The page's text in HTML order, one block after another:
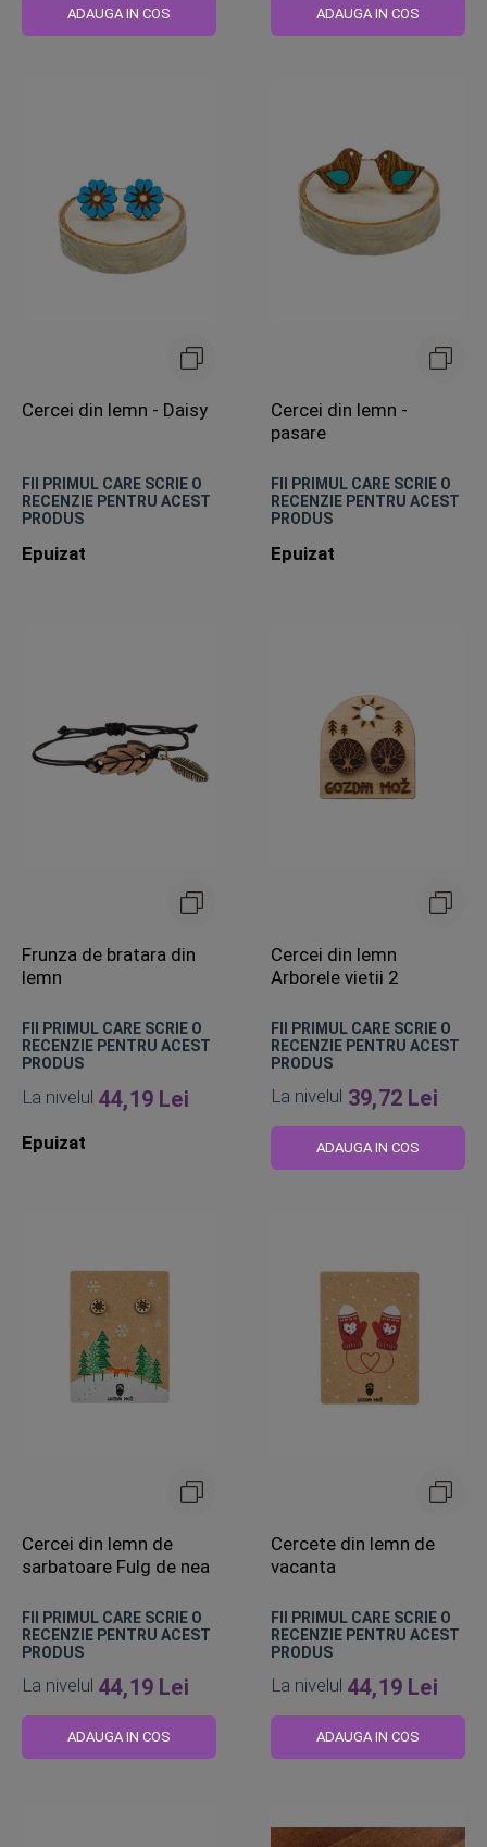
ADAUGA IN COS ADAUGA IN COS
Cercei din lemn - Daisy
FII PRIMUL CARE SCRIE O
RECENZIE PENTRU ACEST
PRODUS
Epuizat
Cercei din lemn -
pasare
FII PRIMUL CARE SCRIE O
RECENZIE PENTRU ACEST
PRODUS
Epuizat
Frunza de bratara din
lemn
FII PRIMUL CARE SCRIE O
RECENZIE PENTRU ACEST
PRODUS
La nivelul 44,19 Lei
Epuizat
Cercei din lemn
Arborele vietii 2
FII PRIMUL CARE SCRIE O
RECENZIE PENTRU ACEST
PRODUS
La nivelul 39,72 Lei
ADAUGA IN COS
Cercei din lemn de
sarbatoare Fulg de nea
FII PRIMUL CARE SCRIE O
RECENZIE PENTRU ACEST
PRODUS
La nivelul 44,19 Lei
ADAUGA IN COS
Cercete din lemn de
vacanta
FII PRIMUL CARE SCRIE O
RECENZIE PENTRU ACEST
PRODUS
La nivelul 44,19 Lei
ADAUGA IN COS